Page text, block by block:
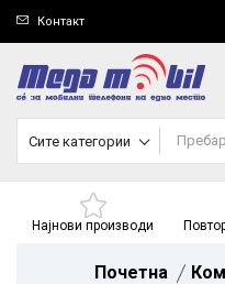
Контакт
Сите категории
Најнови производи
Почетна